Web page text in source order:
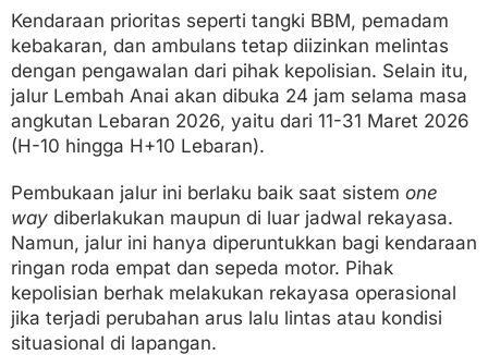
Kendaraan prioritas seperti tangki BBM, pemadam
kebakaran, dan ambulans tetap diizinkan melintas
dengan pengawalan dari pihak kepolisian. Selain itu,
jalur Lembah Anai akan dibuka 24 jam selama masa
angkutan Lebaran 2026, yaitu dari 11-31 Maret 2026
(H-10 hingga H+10 Lebaran).
Pembukaan jalur ini berlaku baik saat sistem one
way diberlakukan maupun di luar jadwal rekayasa.
Namun, jalur ini hanya diperuntukkan bagi kendaraan
ringan roda empat dan sepeda motor. Pihak
kepolisian berhak melakukan rekayasa operasional
jika terjadi perubahan arus lalu lintas atau kondisi
situasional di lapangan.